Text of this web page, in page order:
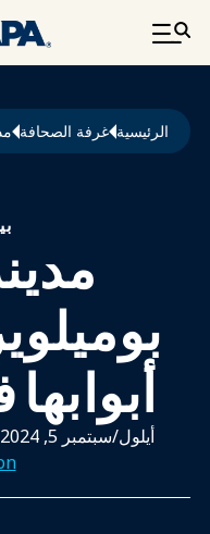
تجاوز إلى المحتوى
مسار
الرئيسية غرفة الصحافة
أبوابها
أيلول/سبتمبر 5, 2024